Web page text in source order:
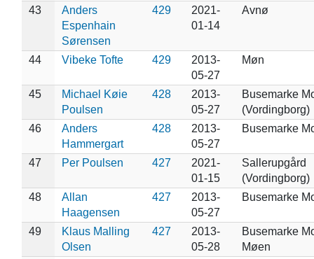
43
Anders
Espenhain
Sørensen
429
2021-
01-14
Avnø
44 Vibeke Tofte 429
2013-
05-27
Møn
45
Michael Køie
Poulsen
428
2013-
05-27
Busemarke
(Vordingborg)
46
Anders
Hammergart
428
2013-
05-27
Busemarke
47 Per Poulsen 427
2021-
01-15
Sallerupgård
(Vordingborg)
48
Allan
Haagensen
427
2013-
05-27
Busemarke
49
Klaus Malling
Olsen
427
2013-
05-28
Busemarke
Møen